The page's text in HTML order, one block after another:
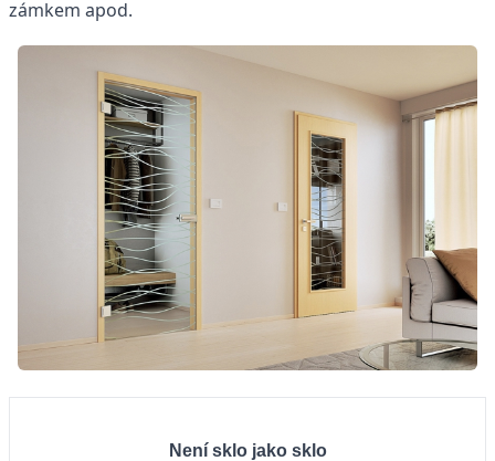
zámkem apod.
Není sklo jako sklo